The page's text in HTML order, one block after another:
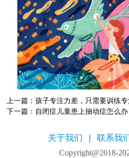
上一篇：孩子专注力差，只需要训练专
下一篇： 自闭症儿童患上抽动症怎么办
关于我们 | 联系我
Copyright@2018-